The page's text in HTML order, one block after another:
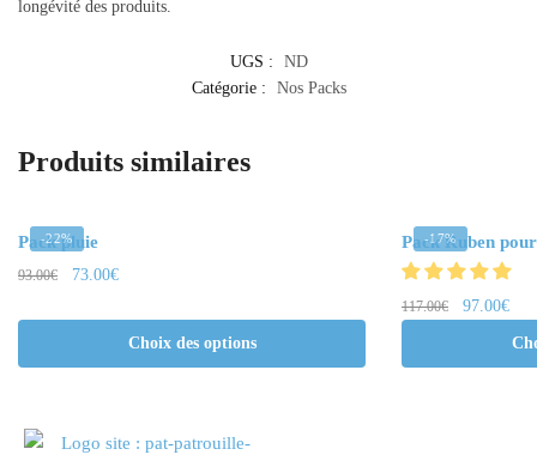
longévité des produits.
UGS :
ND
Catégorie :
Nos Packs
Produits similaires
-22%
Pack pluie
93.00€ 73.00€
Choix des options
-17%
Pack Ruben
117.00€ 97.00€